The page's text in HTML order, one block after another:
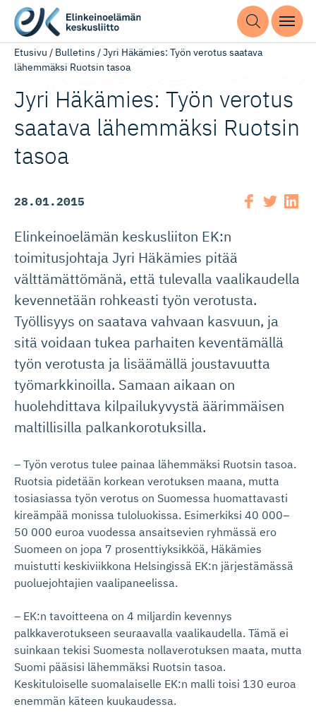
Etusivu / Bulletins /Jyri Häkämies: Työn verotus saatava
lähemmäksi Ruotsin tasoa
Jyri Häkämies: Työn verotus
saatava lähemmäksi Ruotsin
tasoa
28.01.2015
Elinkeinoelämän keskusliiton EK:n
toimitusjohtaja Jyri Häkämies pitää
välttämättömänä, että tulevalla vaalikaudella
kevennetään rohkeasti työn verotusta.
Työllisyys on saatava vahvaan kasvuun, ja
sitä voidaan tukea parhaiten keventämällä
työn verotusta ja lisäämällä joustavuutta
työmarkkinoilla. Samaan aikaan on
huolehdittava kilpailukyvystä äärimmäisen
maltillisilla palkankorotuksilla.
– Työn verotus tulee painaa lähemmäksi Ruotsin tasoa.
Ruotsia pidetään korkean verotuksen maana, mutta
tosiasiassa työn verotus on Suomessa huomattavasti
kireämpää monissa tuloluokissa. Esimerkiksi 40 000–
50 000 euroa vuodessa ansaitsevien ryhmässä ero
Suomeen on jopa 7 prosenttiyksikköä, Häkämies
muistutti keskiviikkona Helsingissä EK:n järjestämässä
puoluejohtajien vaalipaneelissa.
– EK:n tavoitteena on 4 miljardin kevennys
palkkaverotukseen seuraavalla vaalikaudella. Tämä ei
suinkaan tekisi Suomesta nollaverotuksen maata, mutta
Suomi pääsisi lähemmäksi Ruotsin tasoa.
Keskituloiselle suomalaiselle EK:n malli toisi 130 euroa
enemmän käteen kuukaudessa.